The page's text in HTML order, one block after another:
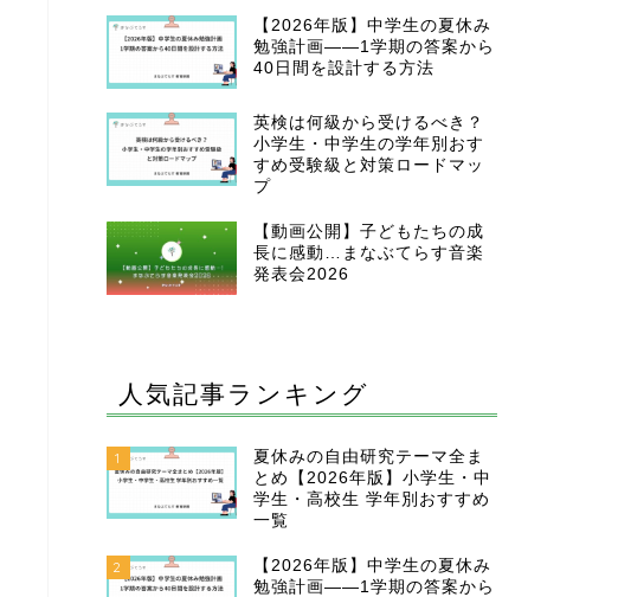
【2026年版】中学生の夏休み
勉強計画——1学期の答案から
40日間を設計する方法
英検は何級から受けるべき？
小学生・中学生の学年別おす
すめ受験級と対策ロードマッ
プ
【動画公開】子どもたちの成
長に感動…まなぶてらす音楽
発表会2026
人気記事ランキング
1
夏休みの自由研究テーマ全ま
とめ【2026年版】小学生・中
学生・高校生 学年別おすすめ
一覧
2
【2026年版】中学生の夏休み
勉強計画——1学期の答案から